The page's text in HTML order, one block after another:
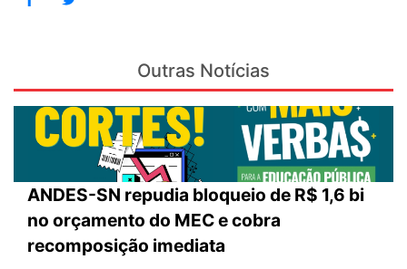
Outras Notícias
ANDES-SN repudia bloqueio de R$ 1,6 bi
no orçamento do MEC e cobra
recomposição imediata